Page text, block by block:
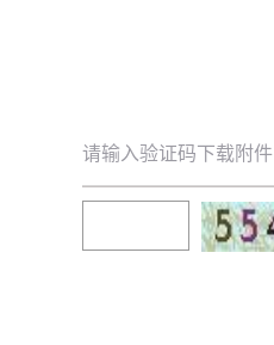
请输入验证码下载附件